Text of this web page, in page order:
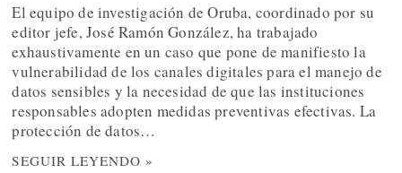
El equipo de investigación de Oruba, coordinado por su
editor jefe, José Ramón González, ha trabajado
exhaustivamente en un caso que pone de manifiesto la
vulnerabilidad de los canales digitales para el manejo de
datos sensibles y la necesidad de que las instituciones
responsables adopten medidas preventivas efectivas. La
protección de datos…
SEGUIR LEYENDO »